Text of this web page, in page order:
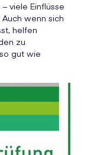
viele Einflüsse
wenn sich
helfen
zu
gut wie